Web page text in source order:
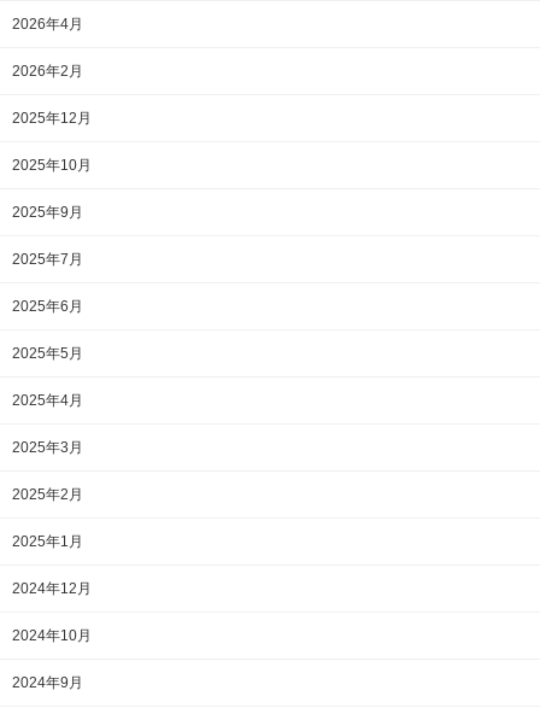
2026年4月
2026年2月
2025年12月
2025年10月
2025年9月
2025年7月
2025年6月
2025年5月
2025年4月
2025年3月
2025年2月
2025年1月
2024年12月
2024年10月
2024年9月